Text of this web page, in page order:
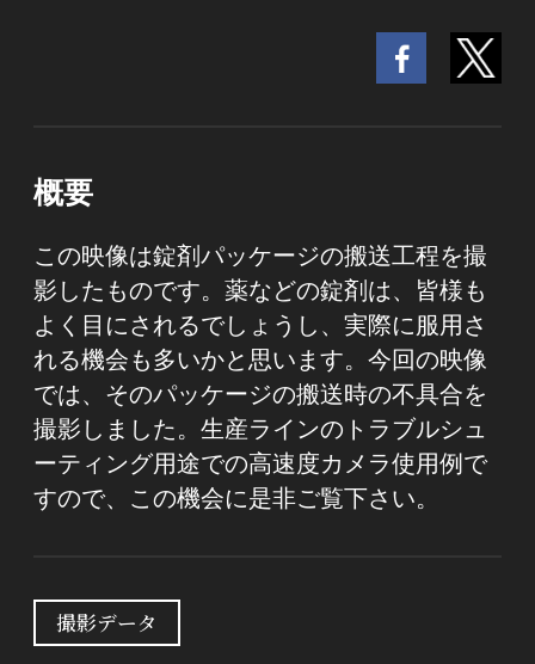
概要
この映像は錠剤パッケージの搬送工程を撮
影したものです。薬などの錠剤は、皆様も
よく目にされるでしょうし、実際に服用さ
れる機会も多いかと思います。今回の映像
では、そのパッケージの搬送時の不具合を
撮影しました。生産ラインのトラブルシュ
ーティング用途での高速度カメラ使用例で
すので、この機会に是非ご覧下さい。
撮影データ